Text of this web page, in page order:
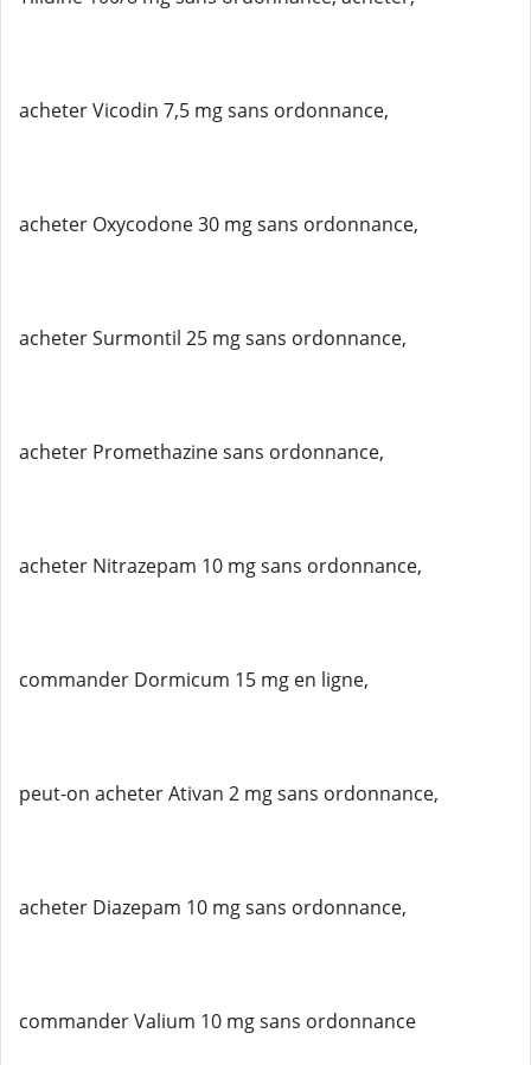
acheter Vicodin 7,5 mg sans ordonnance,
acheter Oxycodone 30 mg sans ordonnance,
acheter Surmontil 25 mg sans ordonnance,
acheter Promethazine sans ordonnance,
acheter Nitrazepam 10 mg sans ordonnance,
commander Dormicum 15 mg en ligne,
peut-on acheter Ativan 2 mg sans ordonnance,
acheter Diazepam 10 mg sans ordonnance,
commander Valium 10 mg sans ordonnance